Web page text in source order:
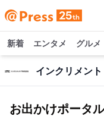
新着 エンタメ グルメ
インクリメン
お出かけポータ